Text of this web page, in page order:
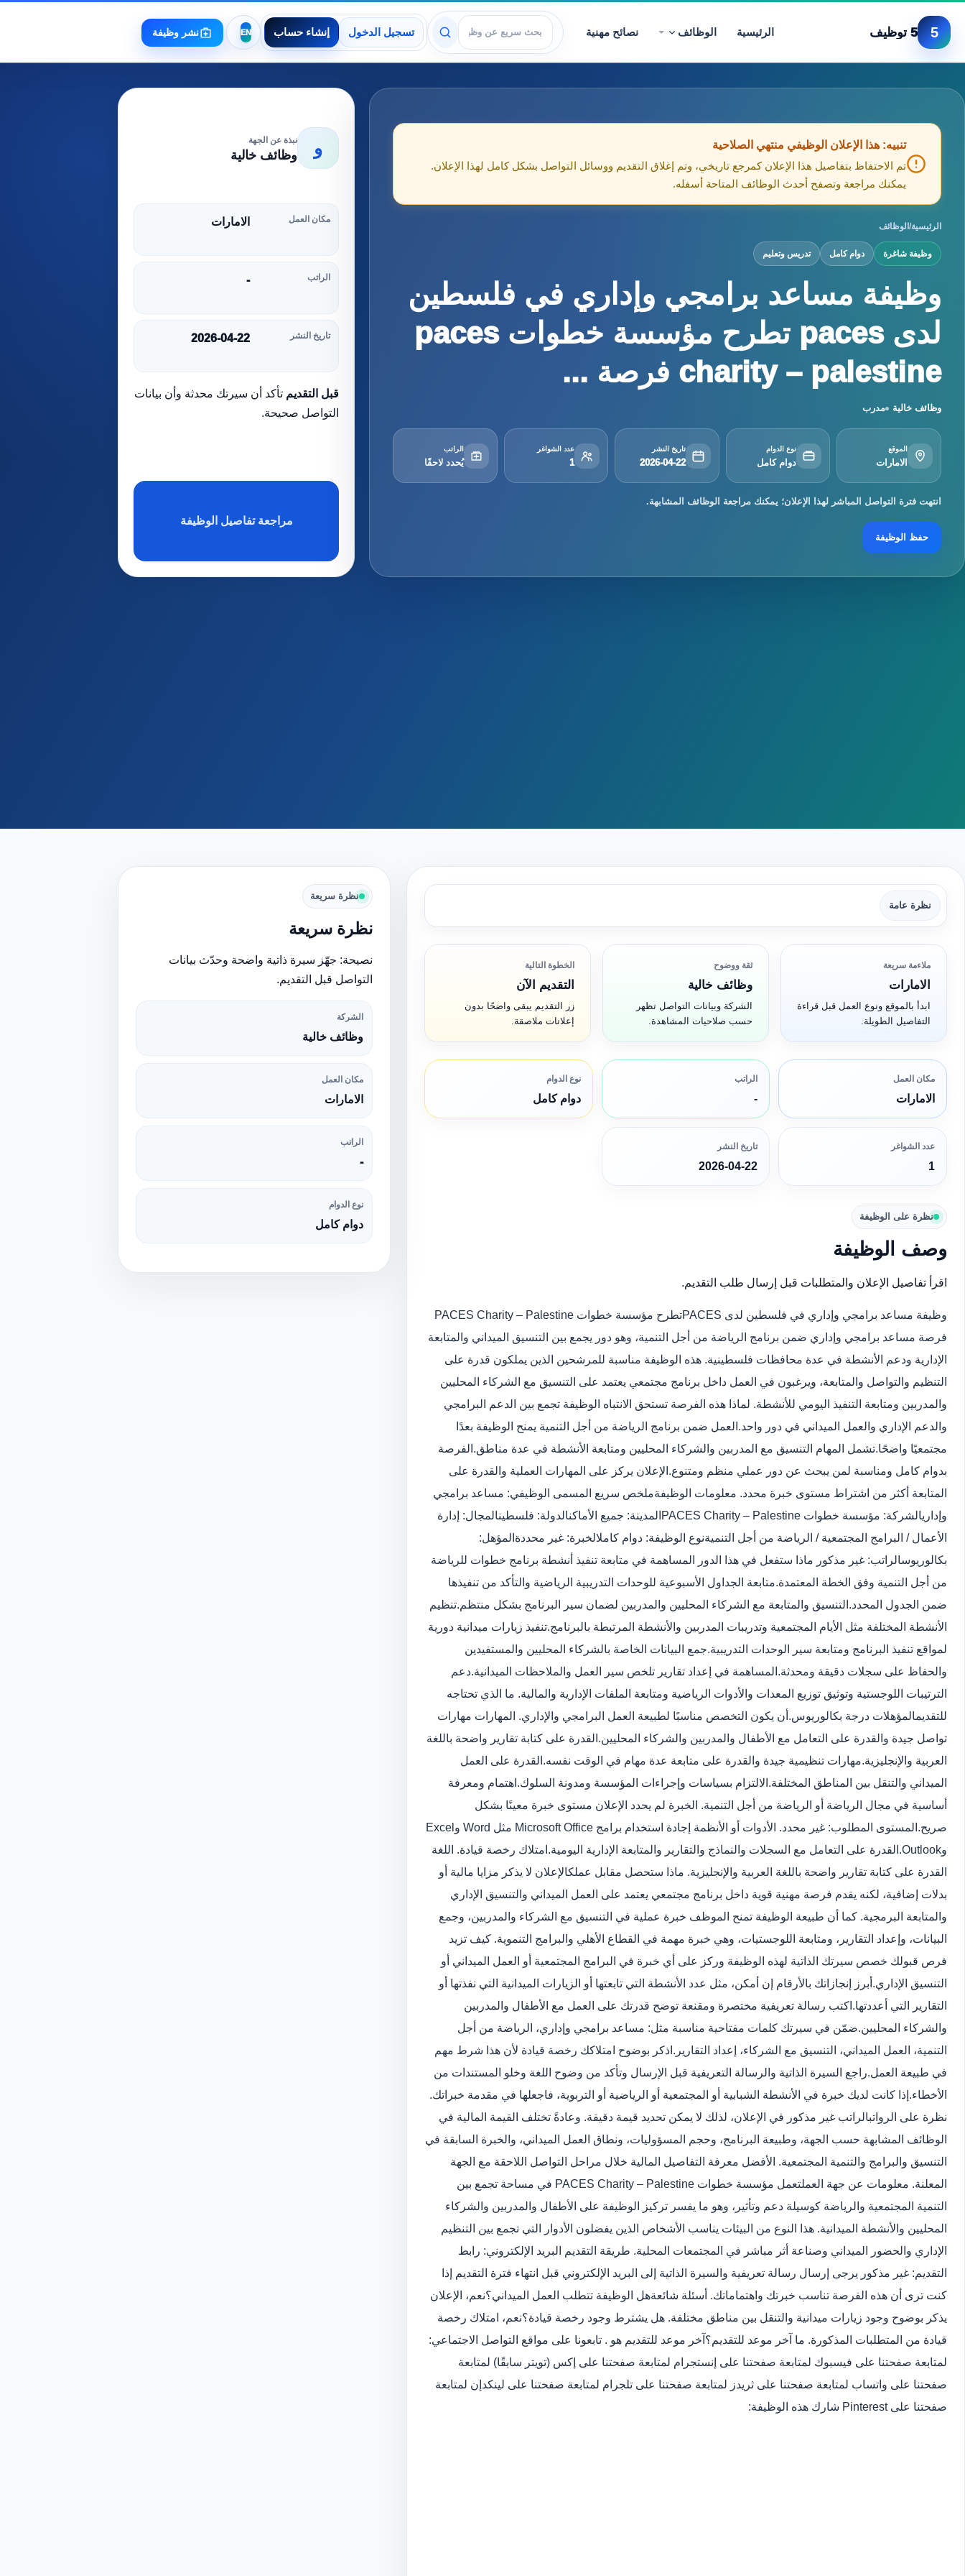
5 5 توظيف الرئيسية الوظائف نصائح مهنية
عرض الوظائف
تسجيل الدخول إنشاء حساب نشر وظيفة
تنبيه: هذا الإعلان الوظيفي منتهي الصلاحية
تم الاحتفاظ بتفاصيل هذا الإعلان كمرجع تاريخي، وتم إغلاق التقديم ووسائل التواصل بشكل كامل لهذا الإعلان.
يمكنك مراجعة وتصفح أحدث الوظائف المتاحة أسفله.
الرئيسية/ الوظائف
وظيفة شاغرة دوام كامل تدريس وتعليم
وظيفة مساعد برامجي وإداري في فلسطين
لدى paces تطرح مؤسسة خطوات paces
charity – palestine فرصة ...
وظائف خالية مدرب
الموقع
الامارات
نوع الدوام
دوام كامل
تاريخ النشر
2026-04-22
عدد الشواغر
1
الراتب
يُحدد لاحقًا
انتهت فترة التواصل المباشر لهذا الإعلان؛ يمكنك مراجعة الوظائف المشابهة.
حفظ الوظيفة
و نبذة عن الجهة
وظائف خالية
مكان العمل الامارات
الراتب -
تاريخ النشر 2026-04-22
قبل التقديم تأكد أن سيرتك محدثة وأن بيانات
التواصل صحيحة.
مراجعة تفاصيل الوظيفة
نظرة عامة
ملاءمة سريعة
الامارات
ابدأ بالموقع ونوع العمل قبل قراءة
التفاصيل الطويلة.
ثقة ووضوح
وظائف خالية
الشركة وبيانات التواصل تظهر
حسب صلاحيات المشاهدة.
الخطوة التالية
التقديم الآن
زر التقديم يبقى واضحًا بدون
إعلانات ملاصقة.
مكان العمل
الامارات
الراتب
-
نوع الدوام
دوام كامل
عدد الشواغر
1
تاريخ النشر
2026-04-22
نظرة على الوظيفة
وصف الوظيفة
اقرأ تفاصيل الإعلان والمتطلبات قبل إرسال طلب التقديم.
وظيفة مساعد برامجي وإداري في فلسطين لدى PACES
تطرح مؤسسة خطوات PACES Charity – Palestine
فرصة مساعد برامجي وإداري ضمن برنامج الرياضة من أجل التنمية، وهو دور يجمع بين التنسيق الميداني والمتابعة
الإدارية ودعم الأنشطة في عدة محافظات فلسطينية. هذه الوظيفة مناسبة للمرشحين الذين يملكون قدرة على
التنظيم والتواصل والمتابعة، ويرغبون في العمل داخل برنامج مجتمعي يعتمد على التنسيق مع الشركاء المحليين
والمدربين ومتابعة التنفيذ اليومي للأنشطة. لماذا هذه الفرصة تستحق الانتباه الوظيفة تجمع بين الدعم البرامجي
والدعم الإداري والعمل الميداني في دور واحد. العمل ضمن برنامج الرياضة من أجل التنمية يمنح الوظيفة بعدًا
مجتمعيًا واضحًا.تشمل المهام التنسيق مع المدربين والشركاء المحليين ومتابعة الأنشطة في عدة مناطق. الفرصة
بدوام كامل ومناسبة لمن يبحث عن دور عملي منظم ومتنوع. الإعلان يركز على المهارات العملية والقدرة على
المتابعة أكثر من اشتراط مستوى خبرة محدد. معلومات الوظيفةملخص سريع المسمى الوظيفي: مساعد برامجي
وإداريالشركة: مؤسسة خطوات PACES Charity – Palestine المدينة: جميع الأماكنالدولة: فلسطينالمجال: إدارة
الأعمال / البرامج المجتمعية / الرياضة من أجل التنميةنوع الوظيفة: دوام كاملالخبرة: غير محددة المؤهل:
بكالوريوسالراتب: غير مذكور ماذا ستفعل في هذا الدور المساهمة في متابعة تنفيذ أنشطة برنامج خطوات للرياضة
من أجل التنمية وفق الخطة المعتمدة.متابعة الجداول الأسبوعية للوحدات التدريبية الرياضية والتأكد من تنفيذها
ضمن الجدول المحدد. التنسيق والمتابعة مع الشركاء المحليين والمدربين لضمان سير البرنامج بشكل منتظم.تنظيم
الأنشطة المختلفة مثل الأيام المجتمعية وتدريبات المدربين والأنشطة المرتبطة بالبرنامج.تنفيذ زيارات ميدانية دورية
لمواقع تنفيذ البرنامج ومتابعة سير الوحدات التدريبية.جمع البيانات الخاصة بالشركاء المحليين والمستفيدين
والحفاظ على سجلات دقيقة ومحدثة. المساهمة في إعداد تقارير تلخص سير العمل والملاحظات الميدانية.دعم
الترتيبات اللوجستية وتوثيق توزيع المعدات والأدوات الرياضية ومتابعة الملفات الإدارية والمالية. ما الذي تحتاجه
للتقديمالمؤهلات درجة بكالوريوس. أن يكون التخصص مناسبًا لطبيعة العمل البرامجي والإداري. المهارات مهارات
تواصل جيدة والقدرة على التعامل مع الأطفال والمدربين والشركاء المحليين. القدرة على كتابة تقارير واضحة باللغة
العربية والإنجليزية.مهارات تنظيمية جيدة والقدرة على متابعة عدة مهام في الوقت نفسه. القدرة على العمل
الميداني والتنقل بين المناطق المختلفة. الالتزام بسياسات وإجراءات المؤسسة ومدونة السلوك. اهتمام ومعرفة
أساسية في مجال الرياضة أو الرياضة من أجل التنمية. الخبرة لم يحدد الإعلان مستوى خبرة معينًا بشكل
صريح.
المستوى المطلوب: غير محدد. الأدوات أو الأنظمة إجادة استخدام برامج Microsoft Office مثل Word وExcel
وOutlook.
القدرة على التعامل مع السجلات والنماذج والتقارير والمتابعة الإدارية اليومية. امتلاك رخصة قيادة. اللغة
القدرة على كتابة تقارير واضحة باللغة العربية والإنجليزية. ماذا ستحصل مقابل عملكالإعلان لا يذكر مزايا مالية أو
بدلات إضافية، لكنه يقدم فرصة مهنية قوية داخل برنامج مجتمعي يعتمد على العمل الميداني والتنسيق الإداري
والمتابعة البرمجية. كما أن طبيعة الوظيفة تمنح الموظف خبرة عملية في التنسيق مع الشركاء والمدربين، وجمع
البيانات، وإعداد التقارير، ومتابعة اللوجستيات، وهي خبرة مهمة في القطاع الأهلي والبرامج التنموية. كيف تزيد
فرص قبولك خصص سيرتك الذاتية لهذه الوظيفة وركز على أي خبرة في البرامج المجتمعية أو العمل الميداني أو
التنسيق الإداري. أبرز إنجازاتك بالأرقام إن أمكن، مثل عدد الأنشطة التي تابعتها أو الزيارات الميدانية التي نفذتها أو
التقارير التي أعددتها. اكتب رسالة تعريفية مختصرة ومقنعة توضح قدرتك على العمل مع الأطفال والمدربين
والشركاء المحليين.ضمّن في سيرتك كلمات مفتاحية مناسبة مثل: مساعد برامجي وإداري، الرياضة من أجل
التنمية، العمل الميداني، التنسيق مع الشركاء، إعداد التقارير. اذكر بوضوح امتلاكك رخصة قيادة لأن هذا شرط مهم
في طبيعة العمل.راجع السيرة الذاتية والرسالة التعريفية قبل الإرسال وتأكد من وضوح اللغة وخلو المستندات من
الأخطاء. إذا كانت لديك خبرة في الأنشطة الشبابية أو المجتمعية أو الرياضية أو التربوية، فاجعلها في مقدمة خبراتك.
نظرة على الرواتبالراتب غير مذكور في الإعلان، لذلك لا يمكن تحديد قيمة دقيقة. وعادةً تختلف القيمة المالية في
الوظائف المشابهة حسب الجهة، وطبيعة البرنامج، وحجم المسؤوليات، ونطاق العمل الميداني، والخبرة السابقة في
التنسيق والبرامج والتنمية المجتمعية. الأفضل معرفة التفاصيل المالية خلال مراحل التواصل اللاحقة مع الجهة
المعلنة. معلومات عن جهة العمل
تعمل مؤسسة خطوات PACES Charity – Palestine في مساحة تجمع بين
التنمية المجتمعية والرياضة كوسيلة دعم وتأثير، وهو ما يفسر تركيز الوظيفة على الأطفال والمدربين والشركاء
المحليين والأنشطة الميدانية. هذا النوع من البيئات يناسب الأشخاص الذين يفضلون الأدوار التي تجمع بين التنظيم
الإداري والحضور الميداني وصناعة أثر مباشر في المجتمعات المحلية. طريقة التقديم البريد الإلكتروني: رابط
التقديم: غير مذكور يرجى إرسال رسالة تعريفية والسيرة الذاتية إلى البريد الإلكتروني قبل انتهاء فترة التقديم إذا
كنت ترى أن هذه الفرصة تناسب خبرتك واهتماماتك. أسئلة شائعةهل الوظيفة تتطلب العمل الميداني؟نعم، الإعلان
يذكر بوضوح وجود زيارات ميدانية والتنقل بين مناطق مختلفة. هل يشترط وجود رخصة قيادة؟نعم، امتلاك رخصة
قيادة من المتطلبات المذكورة. ما آخر موعد للتقديم؟ آخر موعد للتقديم هو . تابعونا على مواقع التواصل الاجتماعي:
لمتابعة صفحتنا على فيسبوك لمتابعة صفحتنا على إنستجرام لمتابعة صفحتنا على إكس (تويتر سابقًا) لمتابعة
صفحتنا على واتساب لمتابعة صفحتنا على ثريدز لمتابعة صفحتنا على تلجرام لمتابعة صفحتنا على لينكدإن لمتابعة
صفحتنا على Pinterest شارك هذه الوظيفة:
نظرة سريعة
نظرة سريعة
نصيحة: جهّز سيرة ذاتية واضحة وحدّث بيانات
التواصل قبل التقديم.
الشركة
وظائف خالية
مكان العمل
الامارات
الراتب
-
نوع الدوام
دوام كامل